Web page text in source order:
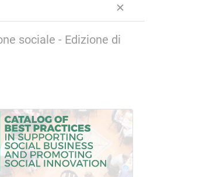
sociale - Edizione di